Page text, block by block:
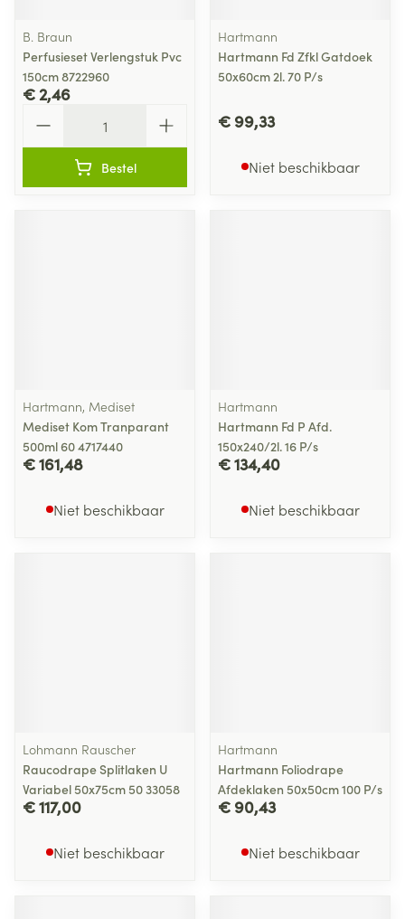
B. Braun
Perfusieset Verlengstuk Pvc
150cm 8722960
€ 2,46
Bestel
Hartmann
Hartmann Fd Zfkl Gatdoek
50x60cm 2l. 70 P/s
€ 99,33
Niet beschikbaar
Hartmann, Mediset
Mediset Kom Tranparant
500ml 60 4717440
€ 161,48
Niet beschikbaar
Hartmann
Hartmann Fd P Afd.
150x240/2l. 16 P/s
€ 134,40
Niet beschikbaar
Lohmann Rauscher
Raucodrape Splitlaken U
Variabel 50x75cm 50 33058
€ 117,00
Niet beschikbaar
Hartmann
Hartmann Foliodrape
Afdeklaken 50x50cm 100 P/s
€ 90,43
Niet beschikbaar